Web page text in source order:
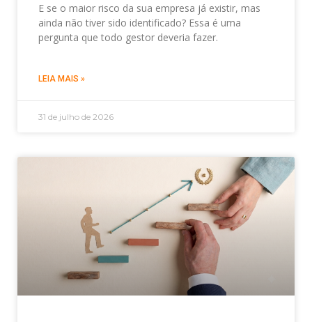
E se o maior risco da sua empresa já existir, mas
ainda não tiver sido identificado? Essa é uma
pergunta que todo gestor deveria fazer.
LEIA MAIS »
31 de julho de 2026